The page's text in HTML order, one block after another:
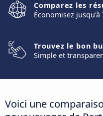
Comparez les
Économisez jusqu'à
Trouvez le bon
Simple et
Voici une